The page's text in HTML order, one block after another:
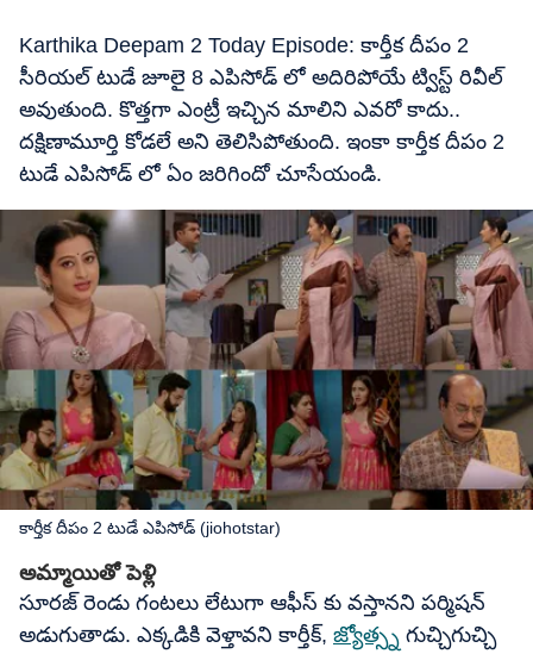
Karthika Deepam 2 Today Episode: కార్తీక దీపం 2
సీరియల్ టుడే జూలై 8 ఎపిసోడ్ లో అదిరిపోయే ట్విస్ట్ రివీల్
అవుతుంది. కొత్తగా ఎంట్రీ ఇచ్చిన మాలిని ఎవరో కాదు..
దక్షిణామూర్తి కోడలే అని తెలిసిపోతుంది. ఇంకా కార్తీక దీపం 2
టుడే ఎపిసోడ్ లో ఏం జరిగిందో చూసేయండి.
కార్తీక దీపం 2 టుడే ఎపిసోడ్ (jiohotstar)
అమ్మాయితో పెళ్లి
సూరజ్ రెండు గంటలు లేటుగా ఆఫీస్ కు వస్తానని పర్మిషన్
అడుగుతాడు. ఎక్కడికి వెళ్తావని కార్తీక్, జ్యోత్స్న గుచ్చిగుచ్చి